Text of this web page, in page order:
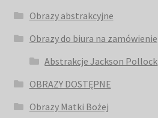
Obrazy abstrakcyjne
Obrazy do biura na zamówienie
Abstrakcje Jackson Pollock
OBRAZY DOSTĘPNE
Obrazy Matki Bożej